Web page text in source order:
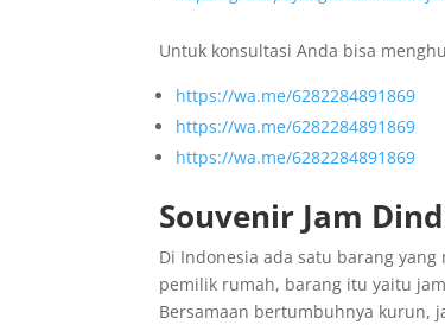
Untuk konsultasi Anda bisa
https://wa.me/6282284891869
https://wa.me/6282284891869
https://wa.me/6282284891869
Souvenir Jam
Di Indonesia ada satu barang
pemilik rumah, barang itu yaitu
Bersamaan bertumbuhnya kurun,